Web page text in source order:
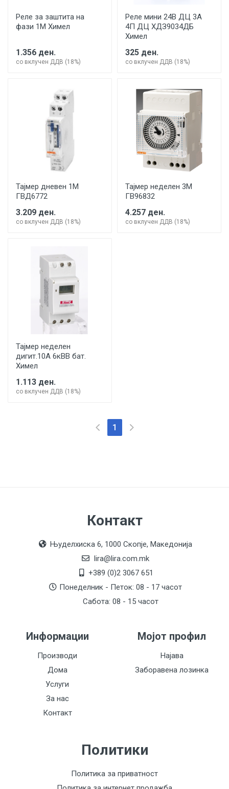
Реле за заштита на
фази 1М Химел
1.356 ден.
со вклучен ДДВ (18%)
Реле мини 24В ДЦ 3А
4П ДЦ ХДЗ9034ДБ
Химел
325 ден.
со вклучен ДДВ (18%)
Тајмер дневен 1М
ГВД6772
3.209 ден.
со вклучен ДДВ (18%)
Тајмер неделен 3М
ГВ96832
4.257 ден.
со вклучен ДДВ (18%)
Тајмер неделен
дигит.10А 6кВВ бат.
Химел
1.113 ден.
со вклучен ДДВ (18%)
1 (current)
Контакт
Њуделхиска 6, 1000 Скопје, Македонија
lira@lira.com.mk
+389 (0)2 3067 651
Понеделник - Петок: 08 - 17 часот
Сабота: 08 - 15 часот
Информации
Производи
Дома
Услуги
За нас
Контакт
Мојот профил
Најава
Заборавена лозинка
Политики
Политика за приватност